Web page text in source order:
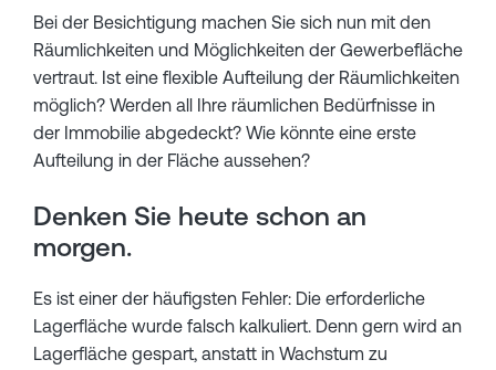
Bei der Besichtigung machen Sie sich nun mit den
Räumlichkeiten und Möglichkeiten der Gewerbefläche
vertraut. Ist eine flexible Aufteilung der Räumlichkeiten
möglich? Werden all Ihre räumlichen Bedürfnisse in
der Immobilie abgedeckt? Wie könnte eine erste
Aufteilung in der Fläche aussehen?
Denken Sie heute schon an
morgen.
Es ist einer der häufigsten Fehler: Die erforderliche
Lagerfläche wurde falsch kalkuliert. Denn gern wird an
Lagerfläche gespart, anstatt in Wachstum zu